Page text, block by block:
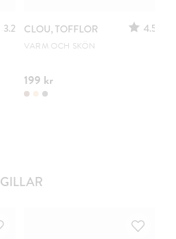
3.2 CLOU, TOFFLOR 4.5
VARM OCH SKÖN
199 kr